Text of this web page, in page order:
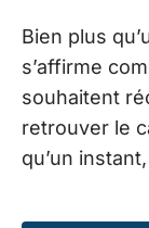
Bien plus
s’affirme
souhaitent
retrouver le
qu’un